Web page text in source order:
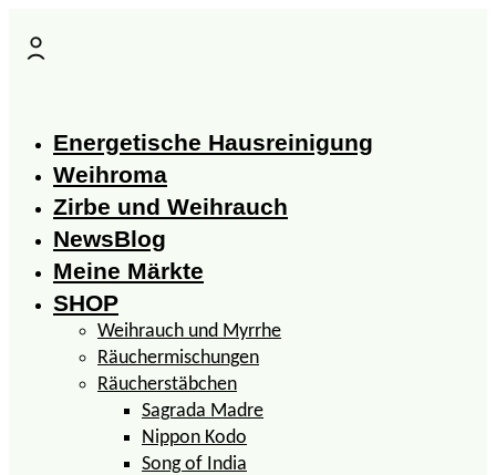
Inhalt
Energetische Hausreinigung
Weihroma
Zirbe und Weihrauch
NewsBlog
Meine Märkte
SHOP
Weihrauch und Myrrhe
Räuchermischungen
Räucherstäbchen
Sagrada Madre
Nippon Kodo
Song of India